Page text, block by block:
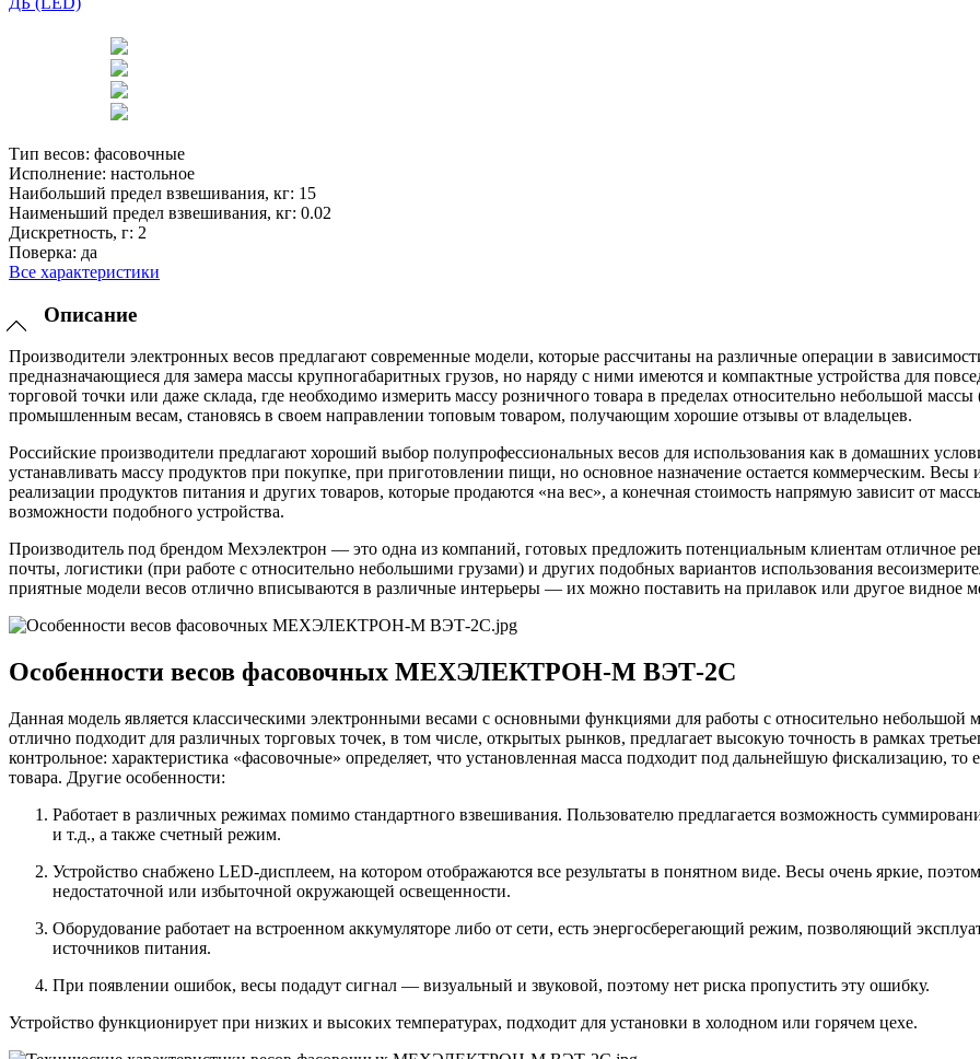
Тип весов: фасовочные
Исполнение: настольное
Наибольший предел взвешивания, кг: 15
Наименьший предел взвешивания, кг: 0.02
Дискретность, г: 2
Поверка: да
Все характеристики
Описание
Производители электронных весов предлагают современные модели, которые рассчитаны на различные операции в
предназначающиеся для замера массы крупногабаритных грузов, но наряду с ними имеются и компактные устройства для
торговой точки или даже склада, где необходимо измерить массу розничного товара в пределах относительно небольшой
промышленным весам, становясь в своем направлении топовым товаром, получающим хорошие отзывы от владельцев.
Российские производители предлагают хороший выбор полупрофессиональных весов для использования как в домашних
устанавливать массу продуктов при покупке, при приготовлении пищи, но основное назначение остается коммерческим.
реализации продуктов питания и других товаров, которые продаются «на вес», а конечная стоимость напрямую зависит от
возможности подобного устройства.
Производитель под брендом Мехэлектрон — это одна из компаний, готовых предложить потенциальным клиентам отличное
почты, логистики (при работе с относительно небольшими грузами) и других подобных вариантов использования
приятные модели весов отлично вписываются в различные интерьеры — их можно поставить на прилавок или другое видное
Особенности весов фасовочных МЕХЭЛЕКТРОН-М ВЭТ-2С
Данная модель является классическими электронными весами с основными функциями для работы с относительно небольшой
отлично подходит для различных торговых точек, в том числе, открытых рынков, предлагает высокую точность в рамках
контрольное: характеристика «фасовочные» определяет, что установленная масса подходит под дальнейшую фискализацию,
товара. Другие особенности:
Работает в различных режимах помимо стандартного взвешивания. Пользователю предлагается возможность
и т.д., а также счетный режим.
Устройство снабжено LED-дисплеем, на котором отображаются все результаты в понятном виде. Весы очень яркие,
недостаточной или избыточной окружающей освещенности.
Оборудование работает на встроенном аккумуляторе либо от сети, есть энергосберегающий режим, позволяющий
источников питания.
При появлении ошибок, весы подадут сигнал — визуальный и звуковой, поэтому нет риска пропустить эту ошибку.
Устройство функционирует при низких и высоких температурах, подходит для установки в холодном или горячем цехе.